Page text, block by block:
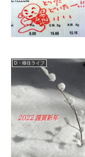
D・移住ライフ